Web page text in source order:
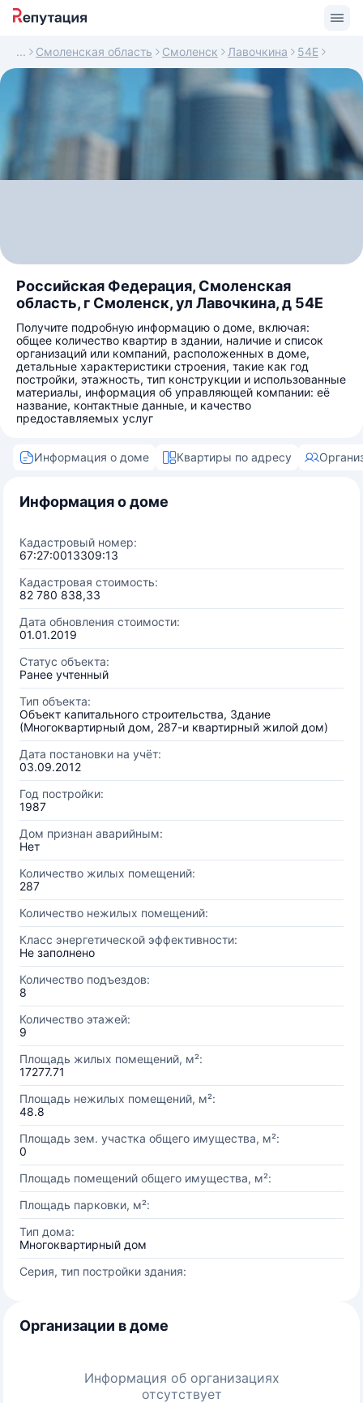
Смоленская область Смоленск Лавочкина 54Е
Российская Федерация, Смоленская
область, г Смоленск, ул Лавочкина, д 54Е
Получите подробную информацию о доме, включая:
общее количество квартир в здании, наличие и список
организаций или компаний, расположенных в доме,
детальные характеристики строения, такие как год
постройки, этажность, тип конструкции и использованные
материалы, информация об управляющей компании: её
название, контактные данные, и качество
предоставляемых услуг
Информация о доме Квартиры по адресу
Информация о доме
Кадастровый номер:
67:27:0013309:13
Кадастровая стоимость:
82 780 838,33
Дата обновления стоимости:
01.01.2019
Статус объекта:
Ранее учтенный
Тип объекта:
Объект капитального строительства, Здание
(Многоквартирный дом, 287-и квартирный жилой дом)
Дата постановки на учёт:
03.09.2012
Год постройки:
1987
Дом признан аварийным:
Нет
Количество жилых помещений:
287
Количество нежилых помещений:
Класс энергетической эффективности:
Не заполнено
Количество подъездов:
8
Количество этажей:
9
Площадь жилых помещений, м²:
17277.71
Площадь нежилых помещений, м²:
48.8
Площадь зем. участка общего имущества, м²:
0
Площадь помещений общего имущества, м²:
Площадь парковки, м²:
Тип дома:
Многоквартирный дом
Серия, тип постройки здания:
Организации в доме
Информация об организациях
отсутствует